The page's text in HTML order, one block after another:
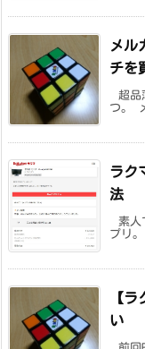
メル
チを
超品
つ。
ラク
法
素人
プリ
【
い